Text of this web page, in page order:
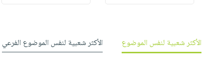
تواصل
معنا
الأكثر شعبية لنفس الموضوع
الأكثر شعبية لنفس الموضوع الفرعي